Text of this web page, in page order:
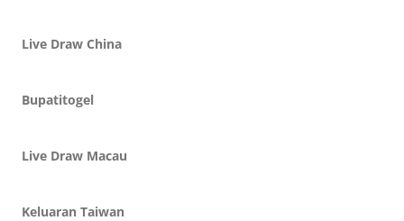
Live Draw China
Bupatitogel
Live Draw Macau
Keluaran Taiwan